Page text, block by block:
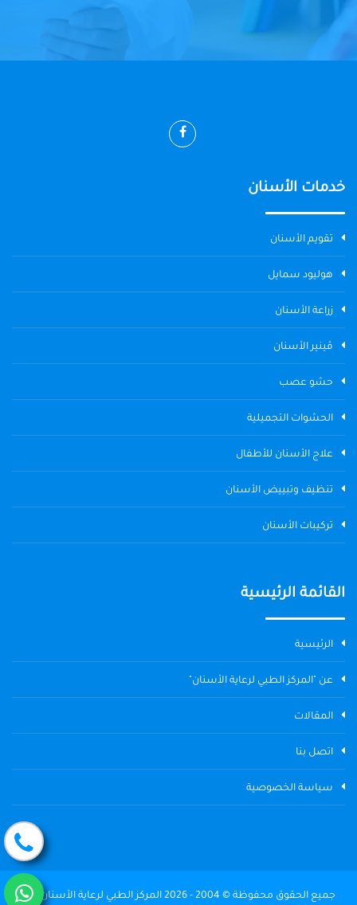
خدمات الأسنان
تقويم الأسنان
هوليود سمايل
زراعة الأسنان
ڤينير الأسنان
حشو عصب
الحشوات التجميلية
علاج الأسنان للأطفال
تنظيف وتبييض الأسنان
تركيبات الأسنان
القائمة الرئيسية
الرئيسية
عن "المركز الطبي لرعاية الأسنان"
المقالات
اتصل بنا
سياسة الخصوصية
جميع الحقوق محفوظة © 2004 - 2026 المركز الطبي لرعاية الأسنان The